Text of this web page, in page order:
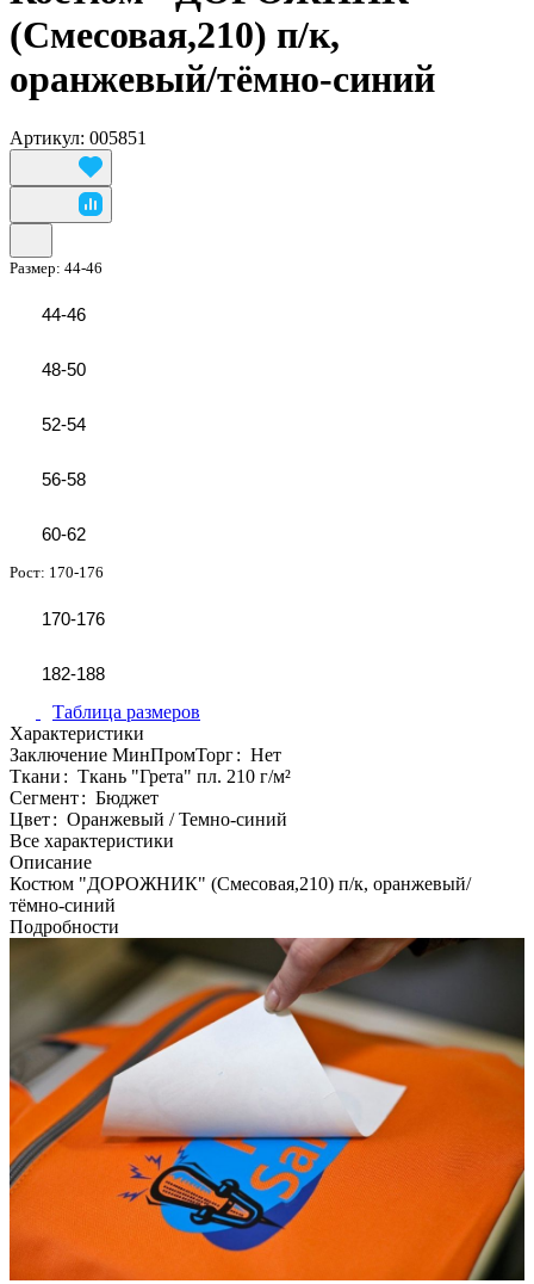
(Смесовая,210) п/к,
оранжевый/тёмно-синий
Артикул: 005851
Размер: 44-46
44-46
48-50
52-54
56-58
60-62
Рост: 170-176
170-176
182-188
Таблица размеров
Характеристики
Заключение МинПромТорг: Нет
Ткани: Ткань "Грета" пл. 210 г/м²
Сегмент: Бюджет
Цвет: Оранжевый / Темно-синий
Все характеристики
Описание
Костюм "ДОРОЖНИК" (Смесовая,210) п/к, оранжевый/
тёмно-синий
Подробности